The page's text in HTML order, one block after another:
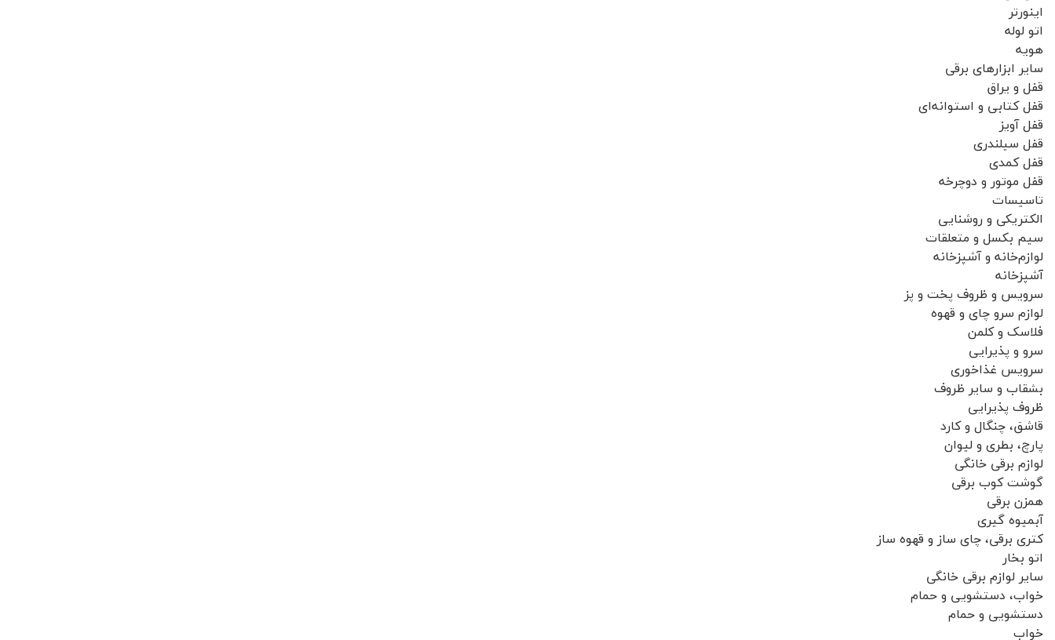
اینورتر
اتو لوله
هویه
سایر ابزارهای برقی
قفل و یراق
قفل کتابی و استوانه‌ای
قفل آویز
قفل سیلندری
قفل کمدی
قفل موتور و دوچرخه
تاسیسات
الکتریکی و روشنایی
سیم بکسل و متعلقات
لوازم‌خانه و آشپزخانه
آشپزخانه
سرویس و ظروف پخت و پز
لوازم سرو چای و قهوه
فلاسک و کلمن
سرو و پذیرایی
سرویس غذاخوری
بشقاب و سایر ظروف
ظروف پذیرایی
قاشق، چنگال و کارد
پارچ، بطری و لیوان
لوازم برقی خانگی
گوشت کوب برقی
همزن برقی
آبمیوه گیری
کتری برقی، چای ساز و قهوه ساز
اتو بخار
سایر لوازم برقی خانگی
خواب، دستشویی و حمام
دستشویی و حمام
خواب